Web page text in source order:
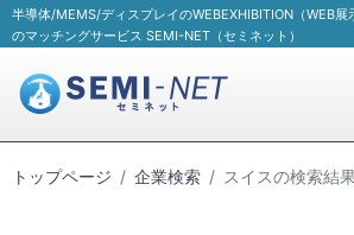
半導体/MEMS/ディスプレイのWEBEXHIBITION（WEB展
のマッチングサービス SEMI-NET（セミネット）
トップページ 企業検索 スイスの検索結果